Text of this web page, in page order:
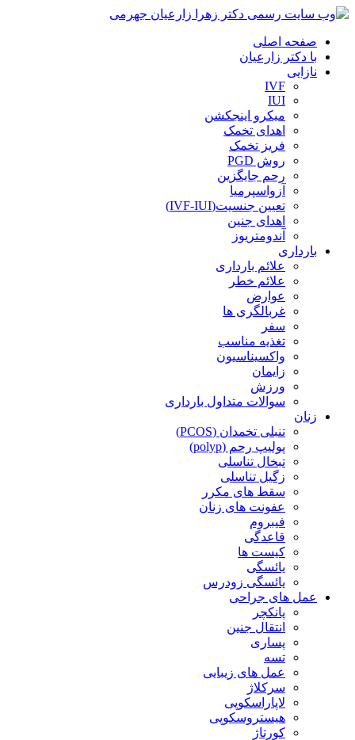
صفحه اصلی
با دکتر زارعیان
نازایی
IVF
IUI
میکرو اینجکشن
اهدای تخمک
فریز تخمک
روش PGD
رحم جایگزین
آزواسپرمیا
تعیین جنسیت(IVF-IUI)
اهدای جنین
آندومتریوز
بارداری
علائم بارداری
علائم خطر
عوارض
غربالگری ها
سفر
تغذیه مناسب
واکسیناسیون
زایمان
ورزش
سوالات متداول بارداری
زنان
تنبلی تخمدان (PCOS)
پولیپ رحم (polyp)
تبخال تناسلی
زگیل تناسلی
سقط های مکرر
عفونت های زنان
فیبروم
قاعدگی
کیست ها
یائسگی
یائسگی زودرس
عمل های جراحی
پانکچر
انتقال جنین
پساری
تسه
عمل های زیبایی
سرکلاژ
لاپاراسکوپی
هیستروسکوپی
کورتاژ